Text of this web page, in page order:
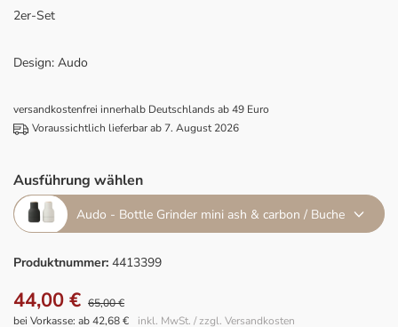
2er-Set
Design: Audo
versandkostenfrei innerhalb Deutschlands ab 49 Euro
Voraussichtlich lieferbar ab 7. August 2026
Ausführung wählen
Audo - Bottle Grinder mini ash & carbon / Buche
Produktnummer: 4413399
44,00 € 65,00 €
inkl. MwSt. / zzgl. Versandkosten
bei Vorkasse: ab 42,68 €